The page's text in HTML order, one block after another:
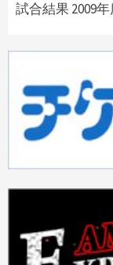
試合結果 2009年